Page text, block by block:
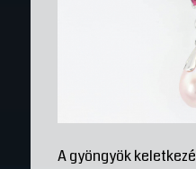
A gyöngyök